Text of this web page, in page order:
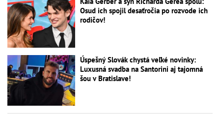
Osud ich spojil desaťročia po rozvode ich
rodičov!
Úspešný Slovák chystá veľké novinky:
Luxusná svadba na Santorini aj tajomná
šou v Bratislave!